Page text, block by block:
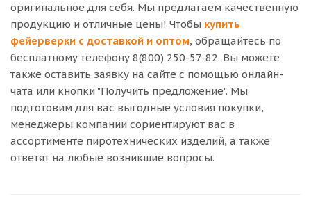
оригинальное для себя. Мы предлагаем качественную
продукцию и отличные цены! Чтобы купить
фейерверки с доставкой и оптом, обращайтесь по
бесплатному телефону 8(800) 250-57-82. Вы можете
также оставить заявку на сайте с помощью онлайн-
чата или кнопки "Получить предложение". Мы
подготовим для вас выгодные условия покупки,
менеджеры компании сориентируют вас в
ассортименте пиротехнических изделий, а также
ответят на любые возникшие вопросы.